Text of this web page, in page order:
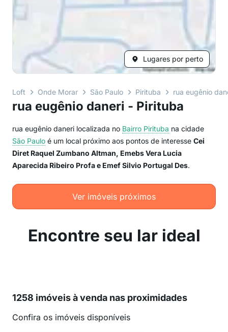
Lugares por perto
Loft Onde Morar São Paulo Pirituba rua eugênio
rua eugênio daneri - Pirituba
rua eugênio daneri localizada no Bairro Pirituba na cidade
São Paulo é um local próximo aos pontos de interesse Cei
Diret Raquel Zumbano Altman, Emebs Vera Lucia
Aparecida Ribeiro Profa e Emef Silvio Portugal Des.
Ver imóveis próximos
Encontre seu lar ideal
1258 imóveis à venda nas proximidades
Confira os imóveis disponíveis